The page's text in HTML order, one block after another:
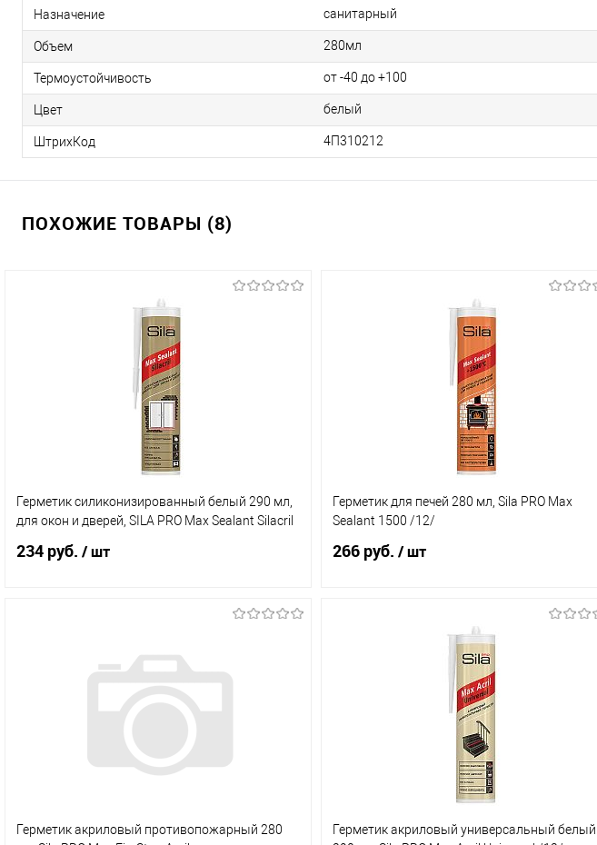
Назначение санитарный
Объем 280мл
Термоустойчивость от -40 до +100
Цвет белый
ШтрихКод 4П310212
ПОХОЖИЕ ТОВАРЫ (8)
Герметик силиконизированный белый 290 мл,
для окон и дверей, SILA PRO Max Sealant Silacril
234 руб. / шт
Купить в 1 клик
Сравнение
В наличии (5)
Герметик для печей 280 мл, Sila PRO Max
Sealant 1500 /12/
266 руб. / шт
В корзину
Герметик акриловый противопожарный 280
Герметик акриловый универсальный белый